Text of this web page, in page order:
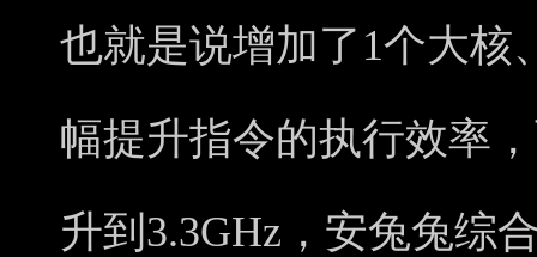
也就是说增加了1个大核
幅提升指令的执行效率
升到3.3GHz，安兔兔综